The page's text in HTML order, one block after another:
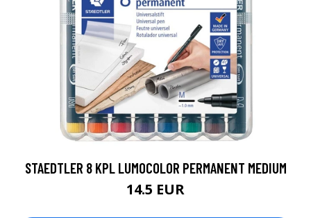
STAEDTLER 8 KPL LUMOCOLOR PERMANENT MEDIUM
14.5 EUR